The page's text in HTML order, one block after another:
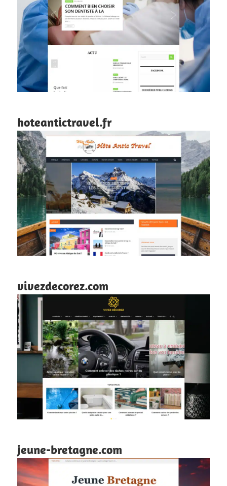
hoteantictravel.fr
vivezdecorez.com
jeune-bretagne.com